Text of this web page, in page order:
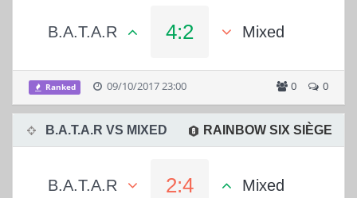
B.A.T.A.R 4:2 Mixed
0 0
Ranked 09/10/2017 23:00
B.A.T.A.R VS MIXED RAINBOW SIX SIÈGE
B.A.T.A.R 2:4 Mixed